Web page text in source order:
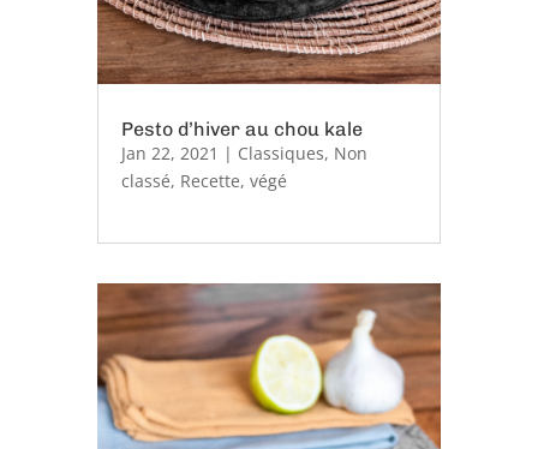
Pesto d’hiver au chou kale
Jan 22, 2021 | Classiques, Non
classé, Recette, végé